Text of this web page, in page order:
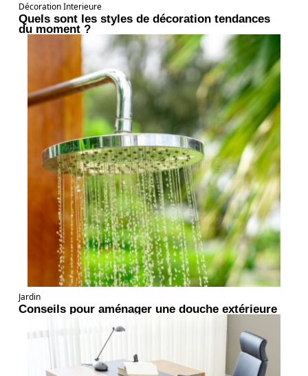
Décoration Interieure
Quels sont les styles de décoration tendances
du moment ?
Jardin
Conseils pour aménager une douche extérieure